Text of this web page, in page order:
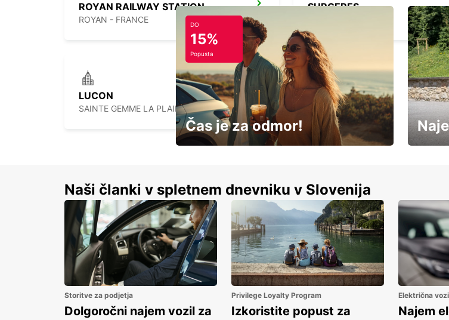
ROYAN RAILWAY STATION
ROYAN - FRANCE
SURGERES
LUCON
SAINTE GEMME LA PLAINE - FRANCE
DO
15%
Popusta
Čas je za odmor!
Naši članki v spletnem dnevniku v Slovenija
Storitve za podjetja
Dolgoročni najem vozil za
Privilege Loyalty Program
Izkoristite popust za
Električna
Najem